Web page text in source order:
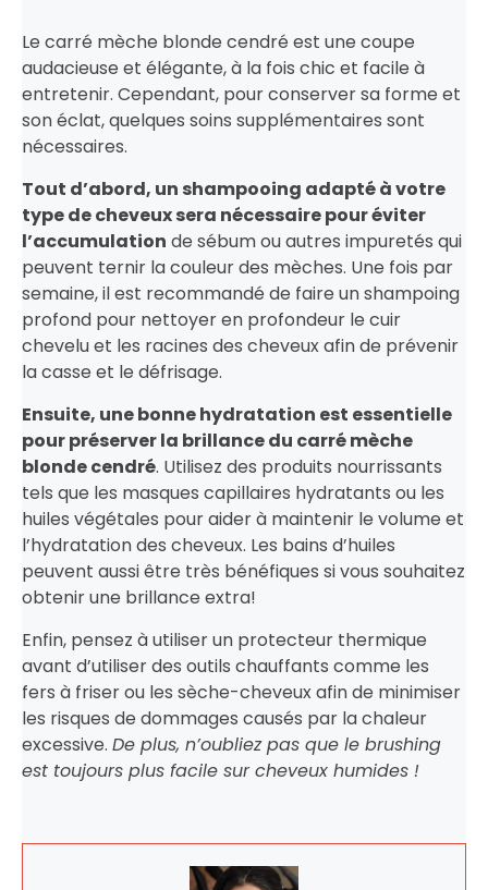
Le carré mèche blonde cendré est une coupe
audacieuse et élégante, à la fois chic et facile à
entretenir. Cependant, pour conserver sa forme et
son éclat, quelques soins supplémentaires sont
nécessaires.
Tout d’abord, un shampooing adapté à votre
type de cheveux sera nécessaire pour éviter
l’accumulation de sébum ou autres impuretés qui
peuvent ternir la couleur des mèches. Une fois par
semaine, il est recommandé de faire un shampoing
profond pour nettoyer en profondeur le cuir
chevelu et les racines des cheveux afin de prévenir
la casse et le défrisage.
Ensuite, une bonne hydratation est essentielle
pour préserver la brillance du carré mèche
blonde cendré. Utilisez des produits nourrissants
tels que les masques capillaires hydratants ou les
huiles végétales pour aider à maintenir le volume et
l’hydratation des cheveux. Les bains d’huiles
peuvent aussi être très bénéfiques si vous souhaitez
obtenir une brillance extra!
Enfin, pensez à utiliser un protecteur thermique
avant d’utiliser des outils chauffants comme les
fers à friser ou les sèche-cheveux afin de minimiser
les risques de dommages causés par la chaleur
excessive. De plus, n’oubliez pas que le brushing
est toujours plus facile sur cheveux humides !